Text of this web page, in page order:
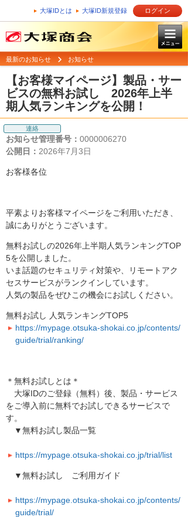
大塚IDとは 大塚ID新規登録 ログイン
最新のお知らせ お知らせ
【お客様マイページ】製品・サー
ビスの無料お試し 2026年上半
期人気ランキングを公開！
連絡
お知らせ管理番号： 0000006270
公開日： 2026年7月3日
お客様各位
平素よりお客様マイページをご利用いただき、
誠にありがとうございます。
無料お試しの2026年上半期人気ランキングTOP
5を公開しました。
いま話題のセキュリティ対策や、リモートアク
セスサービスがランクインしています。
人気の製品をぜひこの機会にお試しください。
無料お試し 人気ランキングTOP5
https://mypage.otsuka-shokai.co.jp/contents/
guide/trial/ranking/
＊無料お試しとは＊
大塚IDのご登録（無料）後、製品・サービス
をご導入前に無料でお試しできるサービスで
す。
▼無料お試し製品一覧
https://mypage.otsuka-shokai.co.jp/trial/list
▼無料お試し ご利用ガイド
https://mypage.otsuka-shokai.co.jp/contents/
guide/trial/